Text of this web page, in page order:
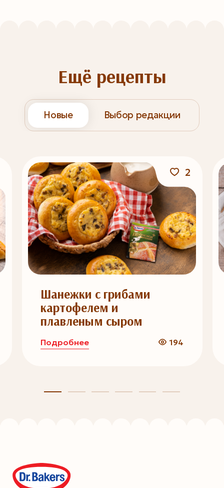
Ещё рецепты
Новые Выбор редакции
2
Шанежки с грибами
картофелем и
плавленым сыром
Подробнее 194